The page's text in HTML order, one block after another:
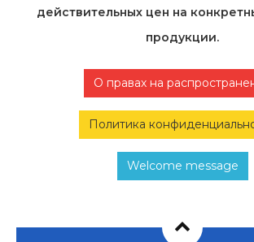
действительных цен на
продукции.
О правах на
Политика
Welcome message